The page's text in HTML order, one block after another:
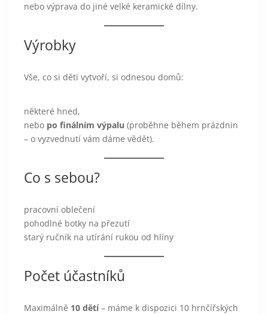
nebo výprava do jiné velké keramické dílny.
Výrobky
Vše, co si děti vytvoří, si odnesou domů:
některé hned,
nebo po finálním výpalu (proběhne během prázdnin
– o vyzvednutí vám dáme vědět).
Co s sebou?
pracovní oblečení
pohodlné botky na přezutí
starý ručník na utírání rukou od hlíny
Počet účastníků
Maximálně 10 dětí– máme k dispozici 10 hrnčířských